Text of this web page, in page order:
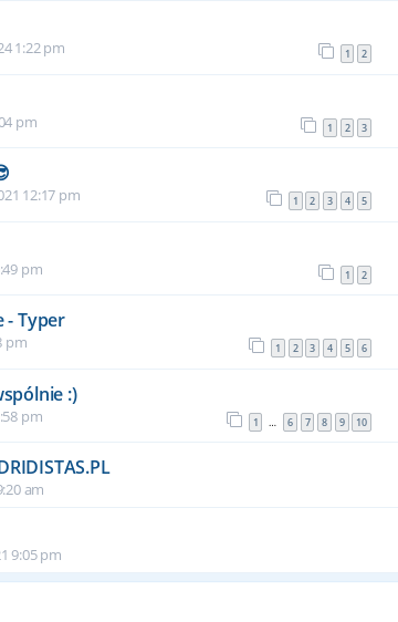
1:22 pm 1 2
pm 1 2 3
12:17 pm 1 2 3 4 5
pm 1 2
- Typer
pm 1 2 3 4 5 6
:)
pm 1 … 6 7 8 9 10
am
9:05 pm